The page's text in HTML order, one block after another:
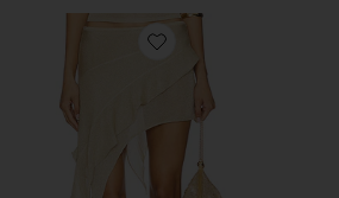
Favorite ЮБКА PALISADES